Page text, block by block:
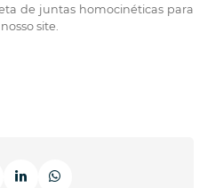
de juntas homocinéticas para
site.